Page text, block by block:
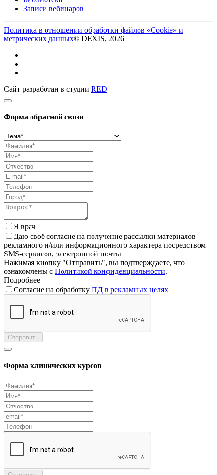
Записи вебинаров
Политика в отношении обработки файлов «Cookie» и
метрических данных© DEXIS, 2026
Сайт разработан в студии RED
Форма обратной связи
Я врач
Даю своё согласие на получение рассылки материалов
рекламного и/или информационного характера посредством
SMS-сервисов, электронной почты
Нажимая кнопку "Отправить", вы подтверждаете, что
ознакомлены с Политикой конфиденциальности.
Подробнее
Согласие на обработку ПД в рекламных целях
Отправить
Форма клинических курсов